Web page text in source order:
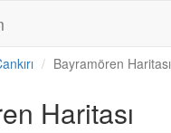
Bayramören Haritası
Haritası